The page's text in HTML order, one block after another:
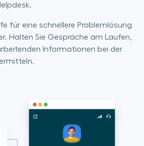
für eine schnellere Problemlösung
Halten Sie Gespräche am Laufen,
Informationen bei der